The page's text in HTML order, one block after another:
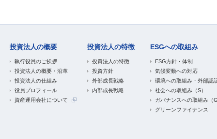
投資法人の概要
執行役員のご挨拶
投資法人の概要・沿革
投資法人の仕組み
役員プロフィール
資産運用会社について
投資法人の特徴
投資法人の特徴
投資方針
外部成長戦略
内部成長戦略
ESGへの取組み
ESG方針・体制
気候変動への対応
環境への取組み・外部認
社会への取組み（S）
ガバナンスへの取組み（
グリーンファイナンス